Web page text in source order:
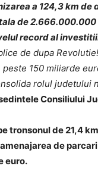
a 124,3 km de
de
record al
de dupa
150 miliarde
rolul judetului
Consiliului
tronsonul de 21,4
de
euro.